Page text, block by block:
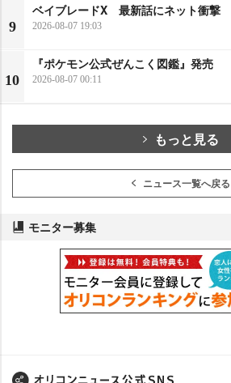
9
ベイブレードX 最新話にネット衝撃
2026-08-07 19:03
10
『ポケモン公式ぜんこく図鑑』発売
2026-08-07 00:11
もっと見る
ニュース一覧へ戻る
モニター募集